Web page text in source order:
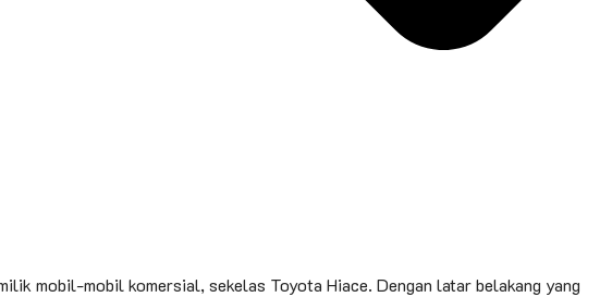
mobil-mobil komersial, sekelas Toyota Hiace. Dengan latar belakang yang